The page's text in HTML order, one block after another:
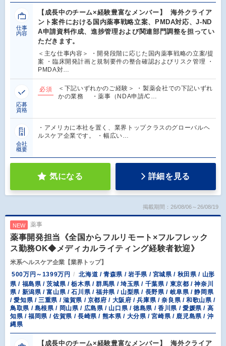
仕事
内容
【成長中のチーム×経験豊富なメンバー】 海外クライア
ント案件における国内薬事戦略立案、PMDA対応、J-ND
A申請資料作成、進捗管理および関連部門調整を担ってい
ただきます。
＜主な仕事内容＞ ・開発段階に応じた国内薬事戦略の立案/提
案 ・臨床開発計画と規制要件の整合確認およびリスク管理 ・
PMDA対…
応募
資格
必須
＜下記いずれかのご経験＞ ・製薬会社での下記いずれ
かの業務 ・薬事（NDA申請/C…
会社
概要
・アメリカに本社を置く、業界トップクラスのグローバルヘ
ルスケア企業です。 ・幅広い…
気になる 詳細を見る
掲載期間：26/08/06～26/08/19
NEW 薬事
薬事開発担当《全国からフルリモート×フルフレック
ス勤務OK◆メディカルライティング経験者歓迎》
米系ヘルスケア企業【業界トップ】
500万円～1399万円
北海道 / 青森県 / 岩手県 / 宮城県 / 秋田県 / 山形
県 / 福島県 / 茨城県 / 栃木県 / 群馬県 / 埼玉県 / 千葉県 / 東京都 / 神奈川
県 / 新潟県 / 富山県 / 石川県 / 福井県 / 山梨県 / 長野県 / 岐阜県 / 静岡県
/ 愛知県 / 三重県 / 滋賀県 / 京都府 / 大阪府 / 兵庫県 / 奈良県 / 和歌山県 /
鳥取県 / 島根県 / 岡山県 / 広島県 / 山口県 / 徳島県 / 香川県 / 愛媛県 / 高
知県 / 福岡県 / 佐賀県 / 長崎県 / 熊本県 / 大分県 / 宮崎県 / 鹿児島県 / 沖
縄県
【成長中のチーム×経験豊富なメンバー】 海外クライア